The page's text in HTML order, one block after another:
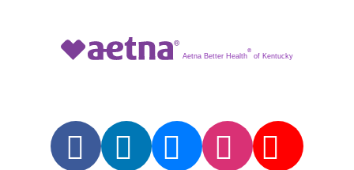
Aetna Better Health
®
of Kentucky